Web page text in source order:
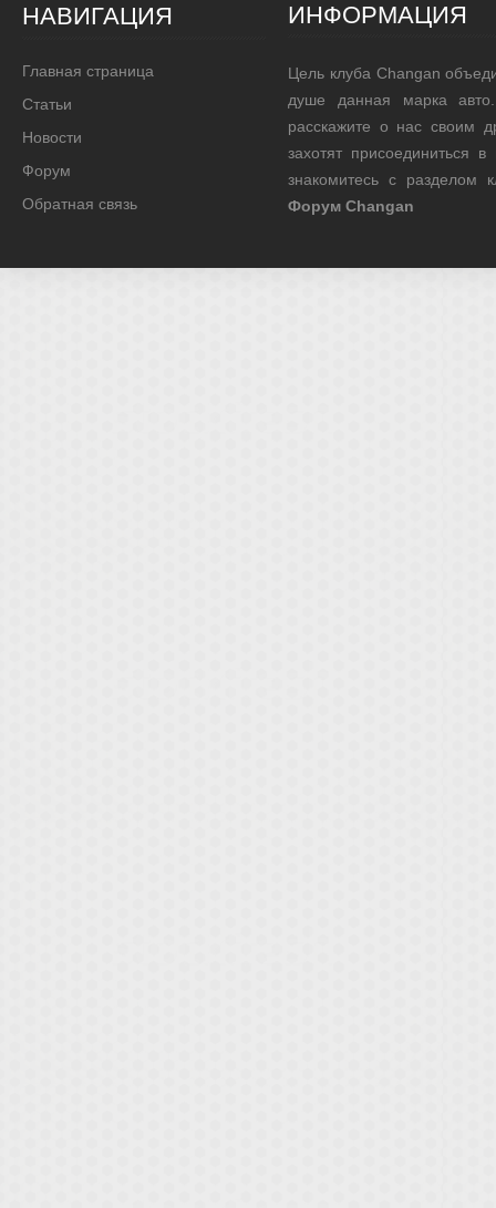
НАВИГАЦИЯ
Главная страница
Статьи
Новости
Форум
Обратная связь
ИНФОРМАЦИЯ
Цель клуба Changan
душе данная марка
расскажите о нас своим
захотят присоединиться
знакомитесь с разделом
Форум Changan